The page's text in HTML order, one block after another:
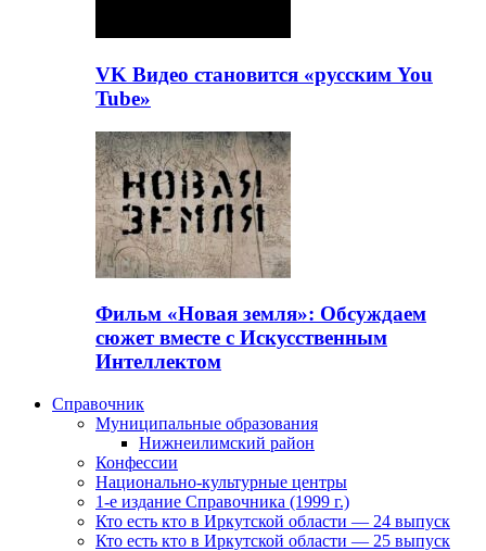
VK Видео становится «русским You
Tube»
Фильм «Новая земля»: Обсуждаем
сюжет вместе с Искусственным
Интеллектом
Справочник
Муниципальные образования
Нижнеилимский район
Конфессии
Национально-культурные центры
1-е издание Справочника (1999 г.)
Кто есть кто в Иркутской области — 24 выпуск
Кто есть кто в Иркутской области — 25 выпуск